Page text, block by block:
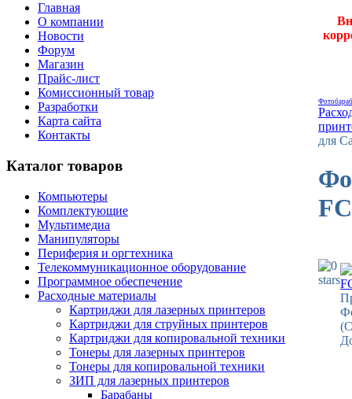
Главная
О компании
Новости
Форум
Магазин
Прайс-лист
Комиссионный товар
Разработки
Карта сайта
Контакты
Каталог товаров
Компьютеры
Комплектующие
Мультимедиа
Манипуляторы
Периферия и оргтехника
Телекоммуникационное оборудование
Программное обеспечение
Расходные материалы
Картриджи для лазерных принтеров
Картриджи для струйных принтеров
Картриджи для копировальной техники
Тонеры для лазерных принтеров
Тонеры для копировальной техники
ЗИП для лазерных принтеров
Барабаны
для